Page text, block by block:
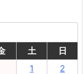
土
日
1
2